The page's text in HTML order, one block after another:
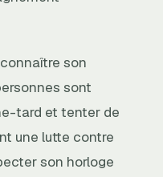
son
sont
tard et tenter de
une lutte contre
son horloge